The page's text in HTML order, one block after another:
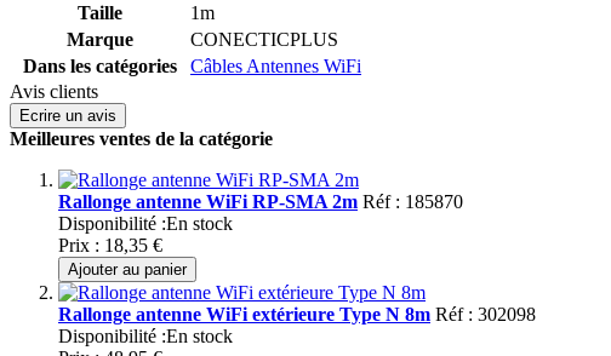
Taille
1m
Marque
CONECTICPLUS
Dans les catégories
Câbles Antennes WiFi
Avis clients
Ecrire un avis
Meilleures ventes de la catégorie
Rallonge antenne WiFi RP-SMA 2m Réf : 185870
Disponibilité :En stock
Prix : 18,35 €
Ajouter au panier
Rallonge antenne WiFi extérieure Type N 8m Réf : 302098
Disponibilité :En stock